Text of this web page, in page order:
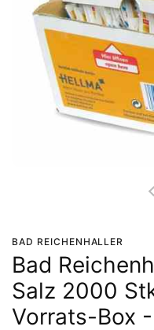
BAD REICHENHALLER
Bad
Salz 2000
Vorrats-Box